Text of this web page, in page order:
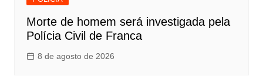
Morte de homem será investigada pela
Polícia Civil de Franca
8 de agosto de 2026